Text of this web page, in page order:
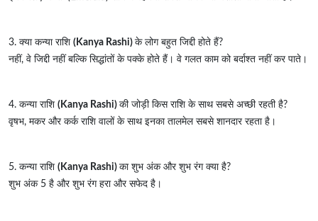
3. क्या कन्या राशि (Kanya Rashi) के लोग बहुत जिद्दी होते हैं?
नहीं, वे जिद्दी नहीं बल्कि सिद्धांतों के पक्के होते हैं। वे गलत काम को बर्दाश्त नहीं कर पाते।
4. कन्या राशि (Kanya Rashi) की जोड़ी किस राशि के साथ सबसे अच्छी रहती है?
वृषभ, मकर और कर्क राशि वालों के साथ इनका तालमेल सबसे शानदार रहता है।
5. कन्या राशि (Kanya Rashi) का शुभ अंक और शुभ रंग क्या है?
शुभ अंक 5 है और शुभ रंग हरा और सफेद है।